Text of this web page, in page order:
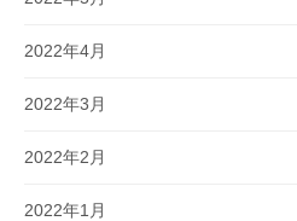
2022年4月
2022年3月
2022年2月
2022年1月